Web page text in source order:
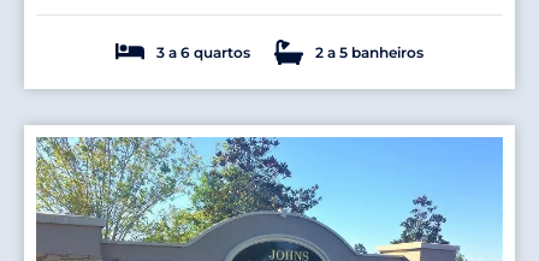
3 a 6 quartos 2 a 5 banheiros